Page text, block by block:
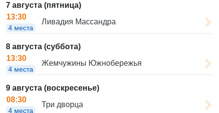
7 августа (пятница)
13:30
4 места
Ливадия Массандра
8 августа (суббота)
13:30
4 места
Жемчужины Южнобережья
9 августа (воскресенье)
08:30
4 места
Три дворца